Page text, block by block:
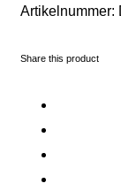
Artikelnummer:
Share this product